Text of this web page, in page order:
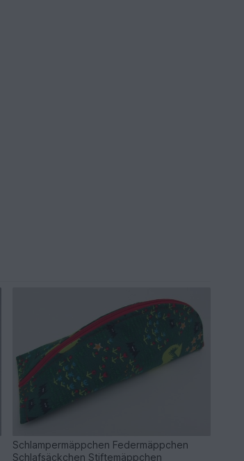
Schlampermäppchen Federmäppchen
Schlafsäckchen Stiftemäppchen